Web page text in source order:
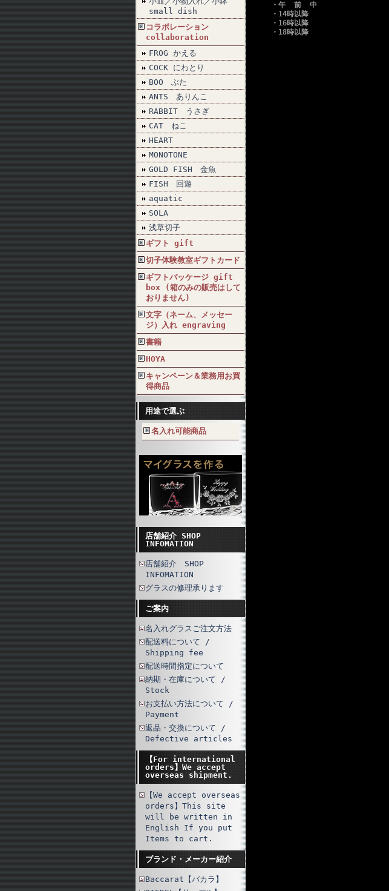
small dish
コラボレーション
collaboration
FROG かえる
COCK にわとり
BOO ぶた
ANTS ありんこ
RABBIT うさぎ
CAT ねこ
HEART
MONOTONE
GOLD FISH 金魚
FISH 回遊
aquatic
SOLA
浅草切子
ギフト gift
切子体験教室ギフトカード
ギフトパッケージ gift
box (箱のみの販売はして
おりません)
文字（ネーム、メッセー
ジ）入れ engraving
書籍
HOYA
キャンペーン＆業務用お買
得商品
用途で選ぶ
名入れ可能商品
店舗紹介 SHOP
INFOMATION
店舗紹介 SHOP
INFOMATION
グラスの修理承ります
ご案内
名入れグラスご注文方法
配送料について /
Shipping fee
配送時間指定について
納期・在庫について /
Stock
お支払い方法について /
Payment
返品・交換について /
Defective articles
【For international
orders】We accept
overseas shipment.
【We accept overseas
orders】This site
will be written in
English If you put
Items to cart.
ブランド・メーカー紹介
Baccarat【バカラ】
・午 前 中
・14時以降
・16時以降
・18時以降